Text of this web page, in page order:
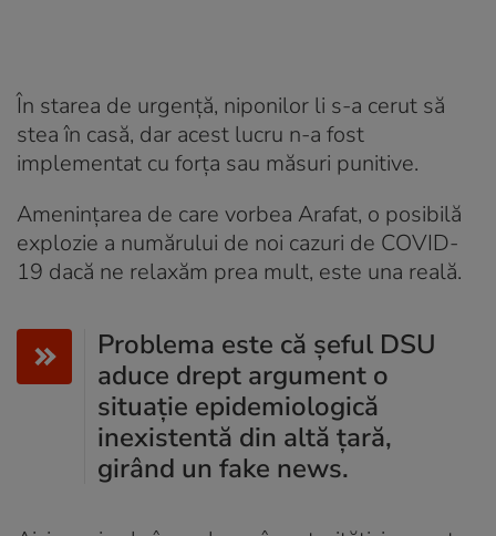
În starea de urgență, niponilor li s-a cerut să
stea în casă, dar acest lucru n-a fost
implementat cu forța sau măsuri punitive.
Amenințarea de care vorbea Arafat, o posibilă
explozie a numărului de noi cazuri de COVID-
19 dacă ne relaxăm prea mult, este una reală.
Problema este că șeful DSU
aduce drept argument o
situație epidemiologică
inexistentă din altă țară,
girând un fake news.